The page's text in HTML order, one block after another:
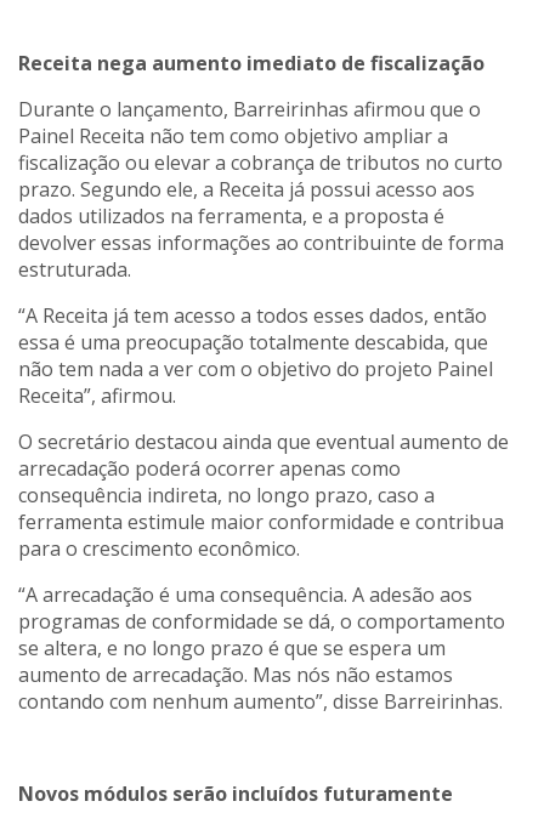
Receita nega aumento imediato de fiscalização
Durante o lançamento, Barreirinhas afirmou que o
Painel Receita não tem como objetivo ampliar a
fiscalização ou elevar a cobrança de tributos no curto
prazo. Segundo ele, a Receita já possui acesso aos
dados utilizados na ferramenta, e a proposta é
devolver essas informações ao contribuinte de forma
estruturada.
“A Receita já tem acesso a todos esses dados, então
essa é uma preocupação totalmente descabida, que
não tem nada a ver com o objetivo do projeto Painel
Receita”, afirmou.
O secretário destacou ainda que eventual aumento de
arrecadação poderá ocorrer apenas como
consequência indireta, no longo prazo, caso a
ferramenta estimule maior conformidade e contribua
para o crescimento econômico.
“A arrecadação é uma consequência. A adesão aos
programas de conformidade se dá, o comportamento
se altera, e no longo prazo é que se espera um
aumento de arrecadação. Mas nós não estamos
contando com nenhum aumento”, disse Barreirinhas.
Novos módulos serão incluídos futuramente